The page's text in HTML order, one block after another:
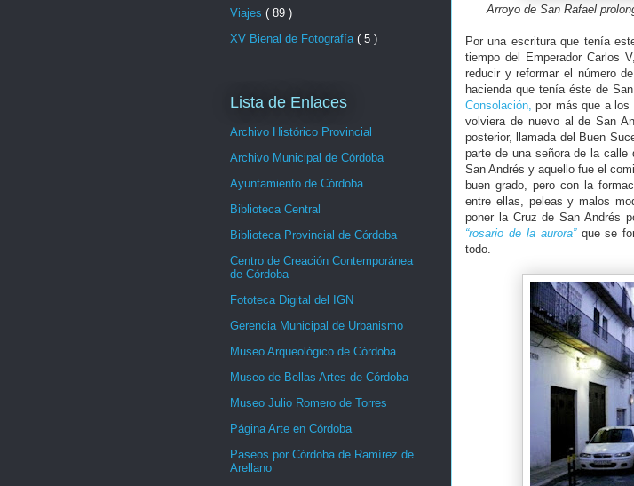
Arroyo de San Rafael
Por una escritura que tenía
tiempo del Emperador Carlos
reducir y reformar el número
hacienda que tenía éste de
Consolación, por más que a los
volviera de nuevo al de San
posterior, llamada del Buen
parte de una señora de la
San Andrés y aquello fue el
buen grado, pero con la
entre ellas, peleas y malos
poner la Cruz de San Andrés
“rosario de la aurora” que se
todo.
Viajes ( 89 )
XV Bienal de Fotografía ( 5 )
Lista de Enlaces
Archivo Histórico Provincial
Archivo Municipal de Córdoba
Ayuntamiento de Córdoba
Biblioteca Central
Biblioteca Provincial de Córdoba
Centro de Creación Contemporánea
de Córdoba
Fototeca Digital del IGN
Gerencia Municipal de Urbanismo
Museo Arqueológico de Córdoba
Museo de Bellas Artes de Córdoba
Museo Julio Romero de Torres
Página Arte en Córdoba
Paseos por Córdoba de Ramírez de
Arellano